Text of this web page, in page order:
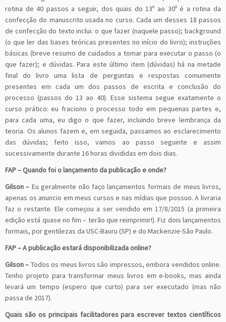
rotina de 40 passos a seguir, dos quais do 13º ao 30º é a rotina da
confecção do manuscrito usada no curso. Cada um desses 18 passos
de confecção do texto inclui: o que fazer (naquele passo); background
(o que ler das bases teóricas presentes no início do livro); instruções
básicas (breve resumo de cuidados a tomar para executar o passo (o
que fazer); e dúvidas. Para este último item (dúvidas) há na metade
final do livro uma lista de perguntas e respostas comumente
presentes em cada um dos passos de escrita e conclusão do
processo (passos do 13 ao 40). Esse sistema segue exatamente o
curso prático: eu fraciono o processo todo em pequenas partes e,
para cada uma, eu digo o que fazer, incluindo breve lembrança da
teoria. Os alunos fazem e, em seguida, passamos ao esclarecimento
das dúvidas; feito isso, vamos ao passo seguinte e assim
sucessivamente durante 16 horas divididas em dois dias.
FAP – Quando foi o lançamento da publicação e onde?
Gilson – Eu geralmente não faço lançamentos formais de meus livros,
apenas os anuncio em meus cursos e nas mídias que possuo. A livraria
faz o restante. Ele começou a ser vendido em 17/8/2015 (a primeira
edição está quase no fim – terão que reimprimir!). Fiz dois lançamentos
formais, por gentilezas da USC-Bauru (SP) e do Mackenzie-São Paulo.
FAP– A publicação estará disponibilizada online?
Gilson – Todos os meus livros são impressos, embora vendidos online.
Tenho projeto para transformar meus livros em e-books, mas ainda
levará um tempo (espero que curto) para ser executado (mas não
passa de 2017).
Quais são os principais facilitadores para escrever textos científicos